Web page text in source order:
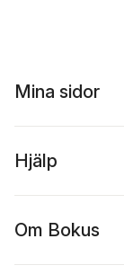
Mina sidor
Hjälp
Om Bokus